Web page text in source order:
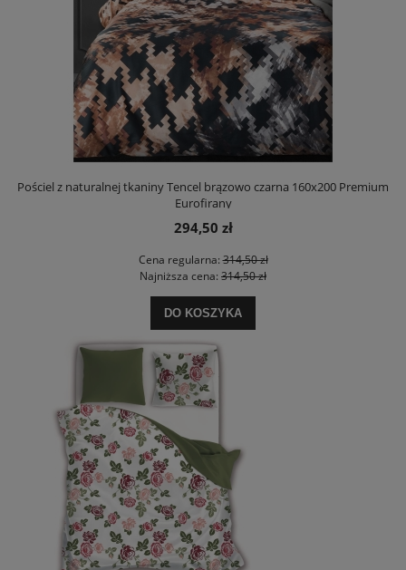
Pościel z naturalnej tkaniny Tencel brązowo czarna 160x200 Premium
Eurofirany
294,50 zł
Cena regularna:314,50 zł
Najniższa cena: 314,50 zł
DO KOSZYKA